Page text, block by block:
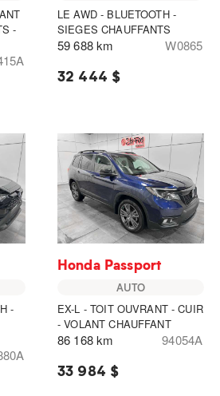
-
LE AWD - BLUETOOTH -
SIEGES CHAUFFANTS
59 688 km W0865
32 444 $
-
Honda Passport
AUTO
EX-L - TOIT OUVRANT - CUIR
- VOLANT CHAUFFANT
86 168 km 94054A
33 984 $